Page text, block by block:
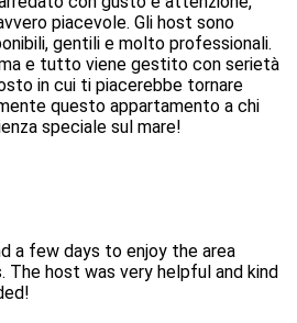
piacevole. Gli host sono
gentili e molto professionali.
e tutto viene gestito con serietà
in cui ti piacerebbe tornare
questo appartamento a chi
speciale sul mare!
a few days to enjoy the area
The host was very helpful and kind